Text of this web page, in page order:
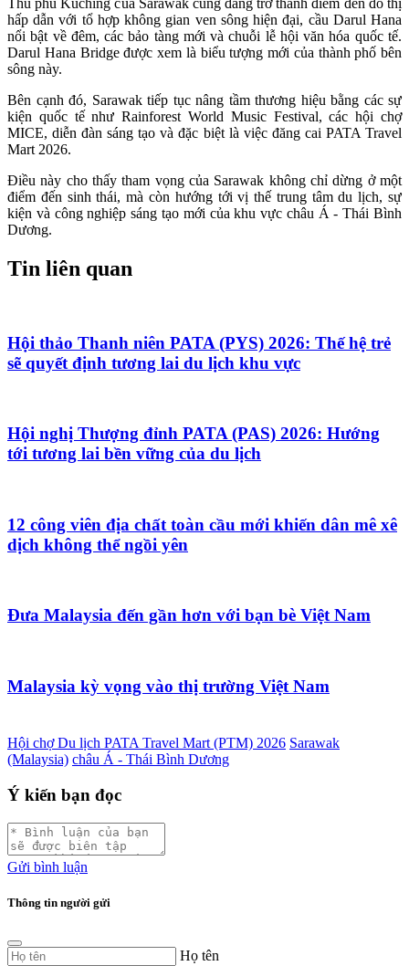
Thủ phủ Kuching của Sarawak cũng đang trở thành điểm đến đô thị
hấp dẫn với tổ hợp không gian ven sông hiện đại, cầu Darul Hana
nổi bật về đêm, các bảo tàng mới và chuỗi lễ hội văn hóa quốc tế.
Darul Hana Bridge được xem là biểu tượng mới của thành phố bên
sông này.
Bên cạnh đó, Sarawak tiếp tục nâng tầm thương hiệu bằng các sự
kiện quốc tế như Rainforest World Music Festival, các hội chợ
MICE, diễn đàn sáng tạo và đặc biệt là việc đăng cai PATA Travel
Mart 2026.
Điều này cho thấy tham vọng của Sarawak không chỉ dừng ở một
điểm đến sinh thái, mà còn hướng tới vị thế trung tâm du lịch, sự
kiện và công nghiệp sáng tạo mới của khu vực châu Á - Thái Bình
Dương.
Tin liên quan
Hội thảo Thanh niên PATA (PYS) 2026: Thế hệ trẻ
sẽ quyết định tương lai du lịch khu vực
Hội nghị Thượng đỉnh PATA (PAS) 2026: Hướng
tới tương lai bền vững của du lịch
12 công viên địa chất toàn cầu mới khiến dân mê xê
dịch không thể ngồi yên
Đưa Malaysia đến gần hơn với bạn bè Việt Nam
Malaysia kỳ vọng vào thị trường Việt Nam
Hội chợ Du lịch PATA Travel Mart (PTM) 2026 Sarawak
(Malaysia) châu Á - Thái Bình Dương
Ý kiến bạn đọc
Gửi bình luận
Thông tin người gửi
Họ tên